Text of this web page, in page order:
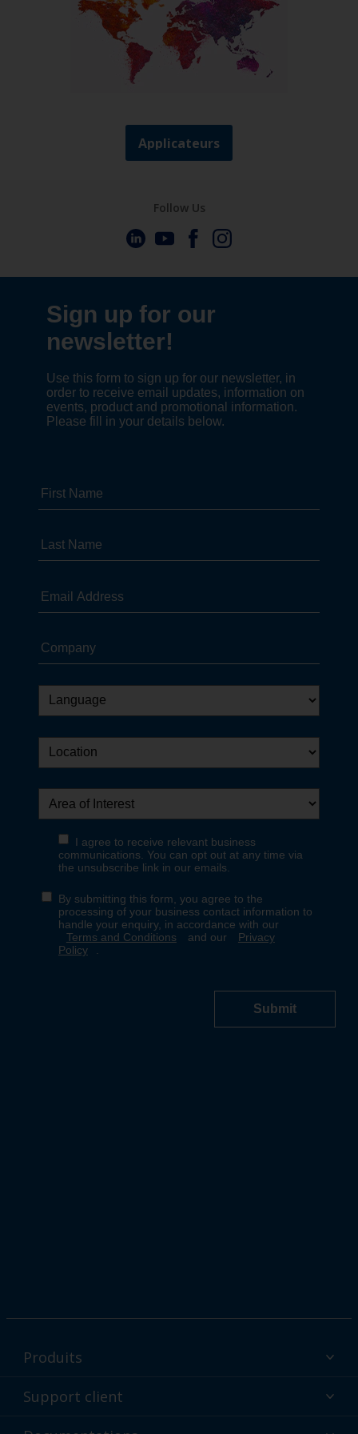
Applicateurs
Follow Us
Produits
Peintures en poudre Interpon par industrie
Support client
Assistance technique et support